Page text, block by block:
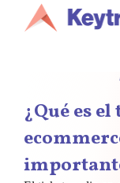
contenido
¿Qué es